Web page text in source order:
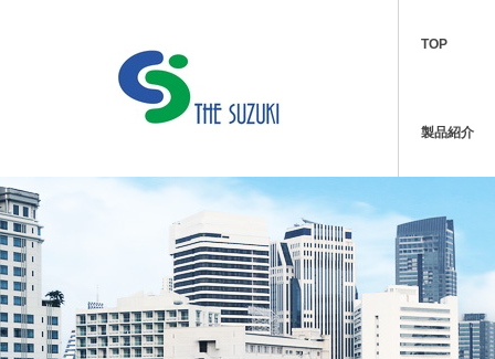
TOP
製品紹介